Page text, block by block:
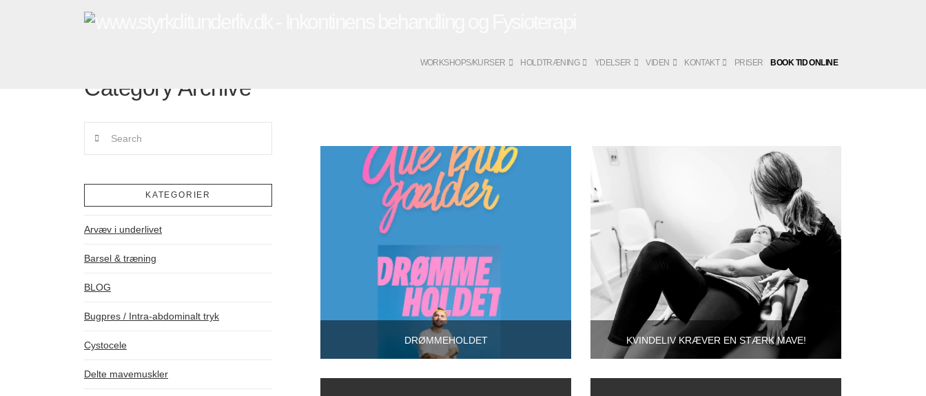
WORKSHOPS/KURSER HOLDTRÆNING YDELSER VIDEN KONTAKT PRISER BOOK TID ONLINE
Category Archive
DRØMMEHOLDET KVINDELIV KRÆVER EN STÆRK MAVE!
KATEGORIER
Arvæv i underlivet
Barsel & træning
BLOG
Bugpres / Intra-abdominalt tryk
Cystocele
Delte mavemuskler